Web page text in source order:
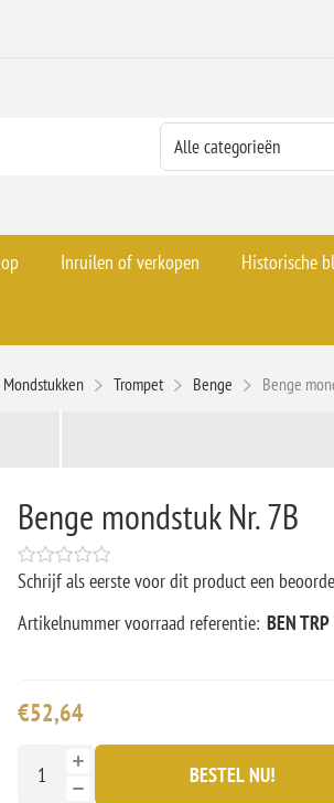
Inruilen of verkopen Historische
Mondstukken Trompet Benge Benge
Benge mondstuk Nr. 7B
Schrijf als eerste voor dit product een
Artikelnummer voorraad referentie: BEN
€52,64
BESTEL NU!